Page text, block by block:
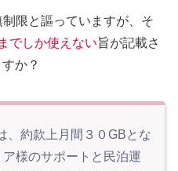
限と謳っていますが、そ
でしか使えない旨が記載さ
か？
、約款上月間３０GBとな
様のサポートと民泊運